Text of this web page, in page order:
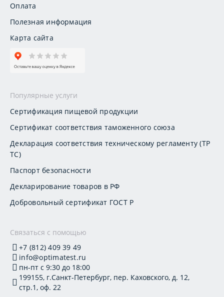
Оплата
Полезная информация
Карта сайта
Популярные услуги
Сертификация пищевой продукции
Сертификат соответствия таможенного союза
Декларация соответствия техническому регламенту (ТР
ТС)
Паспорт безопасности
Декларирование товаров в РФ
Добровольный сертификат ГОСТ Р
Связаться с помощью
+7 (812) 409 39 49
info@optimatest.ru
пн-пт с 9:30 до 18:00
199155, г.Санкт-Петербург, пер. Каховского, д. 12,
стр.1, оф. 22